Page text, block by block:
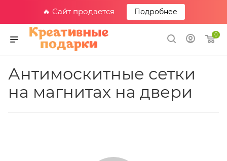
🔥 Сайт продается Подробнее
0
Антимоскитные сетки
на магнитах на двери